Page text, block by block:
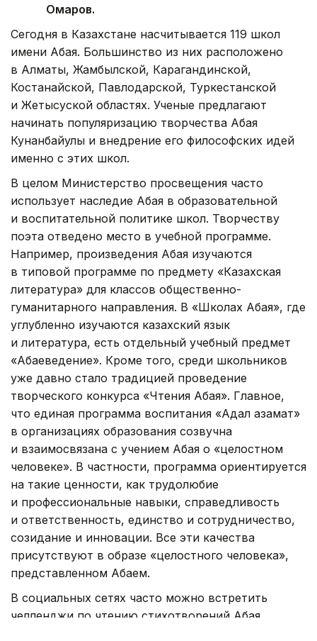
Омаров.
Сегодня в Казахстане насчитывается 119 школ
имени Абая. Большинство из них расположено
в Алматы, Жамбылской, Карагандинской,
Костанайской, Павлодарской, Туркестанской
и Жетысуской областях. Ученые предлагают
начинать популяризацию творчества Абая
Кунанбайулы и внедрение его философских идей
именно с этих школ.
В целом Министерство просвещения часто
использует наследие Абая в образовательной
и воспитательной политике школ. Творчеству
поэта отведено место в учебной программе.
Например, произведения Абая изучаются
в типовой программе по предмету «Казахская
литература» для классов общественно-
гуманитарного направления. В «Школах Абая», где
углубленно изучаются казахский язык
и литература, есть отдельный учебный предмет
«Абаеведение». Кроме того, среди школьников
уже давно стало традицией проведение
творческого конкурса «Чтения Абая». Главное,
что единая программа воспитания «Адал азамат»
в организациях образования созвучна
и взаимосвязана с учением Абая о «целостном
человеке». В частности, программа ориентируется
на такие ценности, как трудолюбие
и профессиональные навыки, справедливость
и ответственность, единство и сотрудничество,
созидание и инновации. Все эти качества
присутствуют в образе «целостного человека»,
представленном Абаем.
В социальных сетях часто можно встретить
челленджи по чтению стихотворений Абая.